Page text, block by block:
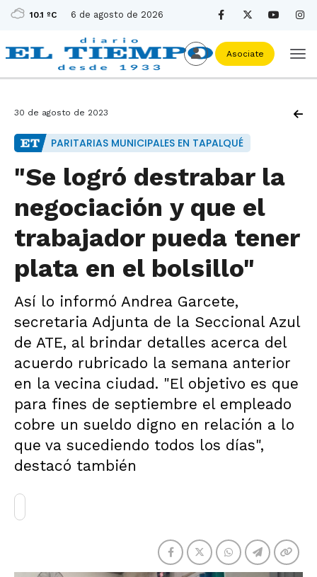
10.1 ºC 6 de agosto de 2026
Asociate
30 de agosto de 2023
PARITARIAS MUNICIPALES EN TAPALQUÉ
"Se logró destrabar la
negociación y que el
trabajador pueda tener
plata en el bolsillo"
Así lo informó Andrea Garcete,
secretaria Adjunta de la Seccional Azul
de ATE, al brindar detalles acerca del
acuerdo rubricado la semana anterior
en la vecina ciudad. "El objetivo es que
para fines de septiembre el empleado
cobre un sueldo digno en relación a lo
que va sucediendo todos los días",
destacó también